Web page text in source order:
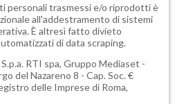
personali trasmessi e/o riprodotti è
all'addestramento di sistemi
È altresì fatto divieto
di data scraping.
RTI spa, Gruppo Mediaset -
del Nazareno 8 - Cap. Soc. €
delle Imprese di Roma,